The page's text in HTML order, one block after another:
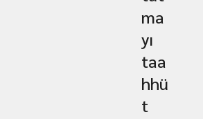
ma
yı
taa
hhü
t